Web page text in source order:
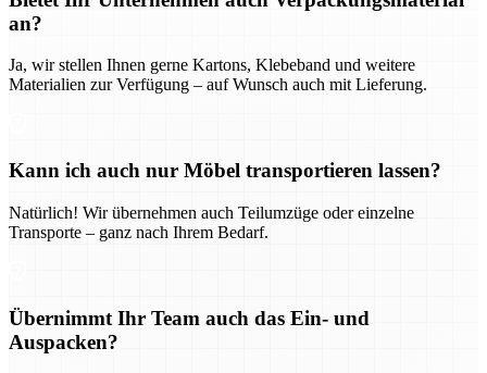
an?
Ja, wir stellen Ihnen gerne Kartons, Klebeband und weitere
Materialien zur Verfügung – auf Wunsch auch mit Lieferung.
Kann ich auch nur Möbel transportieren lassen?
Natürlich! Wir übernehmen auch Teilumzüge oder einzelne
Transporte – ganz nach Ihrem Bedarf.
Übernimmt Ihr Team auch das Ein- und
Auspacken?